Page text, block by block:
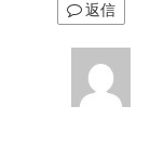
返信